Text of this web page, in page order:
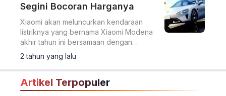
Segini Bocoran Harganya
Xiaomi akan meluncurkan kendaraan
listriknya yang bernama Xiaomi Modena
akhir tahun ini bersamaan dengan
smartphone terbaru mereka.
2 tahun yang lalu
Artikel Terpopuler